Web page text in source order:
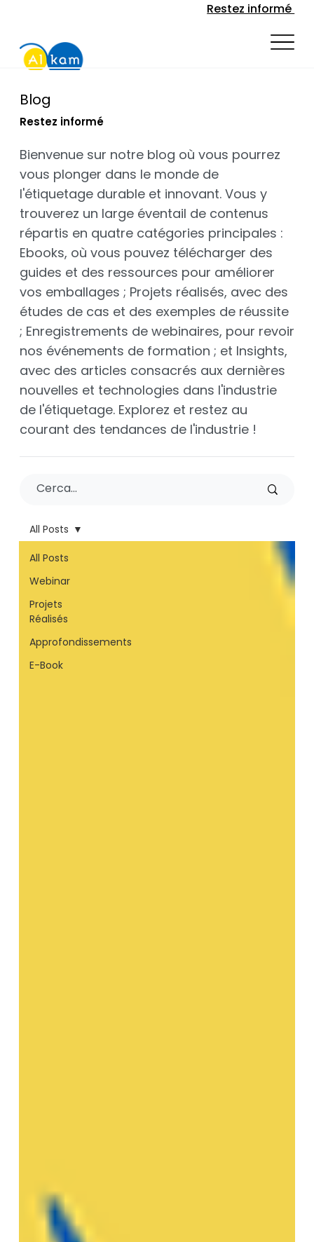
Restez informé
Blog
Restez informé
Bienvenue sur notre blog où vous pourrez
vous plonger dans le monde de
l'étiquetage durable et innovant. Vous y
trouverez un large éventail de contenus
répartis en quatre catégories principales :
Ebooks, où vous pouvez télécharger des
guides et des ressources pour améliorer
vos emballages ; Projets réalisés, avec des
études de cas et des exemples de réussite
; Enregistrements de webinaires, pour revoir
nos événements de formation ; et Insights,
avec des articles consacrés aux dernières
nouvelles et technologies dans l'industrie
de l'étiquetage. Explorez et restez au
courant des tendances de l'industrie !
All Posts
Webinar
Projets
Réalisés
Approfondissements
E-Book
All Posts